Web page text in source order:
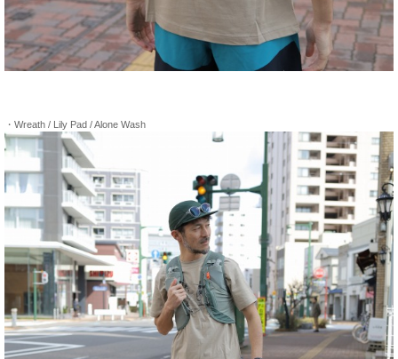
・Wreath / Lily Pad / Alone Wash